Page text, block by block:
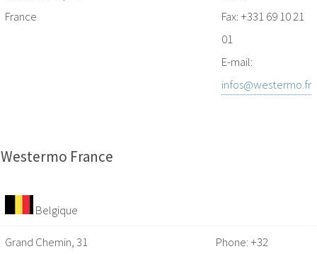
France
Fax: +331 69 10 21
01
E-mail:
infos@westermo.fr
Westermo France
Belgique
Grand Chemin, 31
Phone: +32